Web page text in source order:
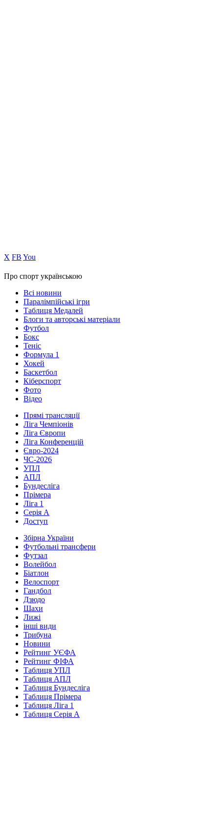
Х FB You
Про спорт українською
Всі новини
Паралімпійські ігри
Таблиця Медалей
Блоги та авторські матеріали
Футбол
Бокс
Теніс
Формула 1
Хокей
Баскетбол
Кіберспорт
Фото
Відео
Прямі трансляції
Ліга Чемпіонів
Ліга Європи
Ліга Конференцій
Євро-2024
ЧС-2026
УПЛ
АПЛ
Бундесліга
Прімера
Ліга 1
Серія А
Доступ
Збірна України
Футбольні трансфери
Футзал
Волейбол
Біатлон
Велоспорт
Гандбол
Дзюдо
Шахи
Лижі
інші види
Трибуна
Новини
Рейтинг УЄФА
Рейтинг ФІФА
Таблиця УПЛ
Таблиця АПЛ
Таблиця Бундесліга
Таблиця Прімера
Таблиця Ліга 1
Таблиця Серія А